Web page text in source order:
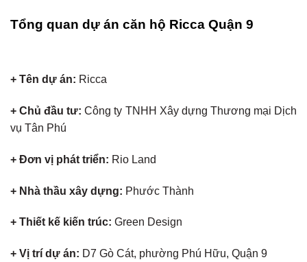
Tổng quan dự án căn hộ Ricca Quận 9
+ Tên dự án: Ricca
+ Chủ đầu tư: Công ty TNHH Xây dựng Thương mại Dịch
vụ Tân Phú
+ Đơn vị phát triển: Rio Land
+ Nhà thầu xây dựng: Phước Thành
+ Thiết kế kiến trúc: Green Design
+ Vị trí dự án: D7 Gò Cát, phường Phú Hữu, Quận 9